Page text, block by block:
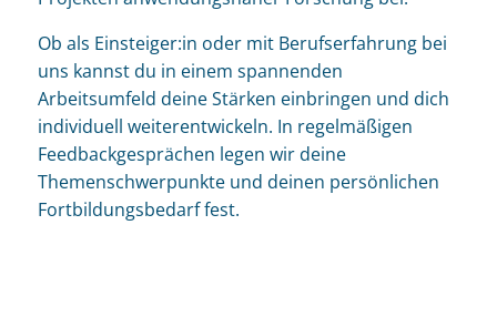
Ob als Einsteiger:in oder mit Berufserfahrung bei
uns kannst du in einem spannenden
Arbeitsumfeld deine Stärken einbringen und dich
individuell weiterentwickeln. In regelmäßigen
Feedbackgesprächen legen wir deine
Themenschwerpunkte und deinen persönlichen
Fortbildungsbedarf fest.